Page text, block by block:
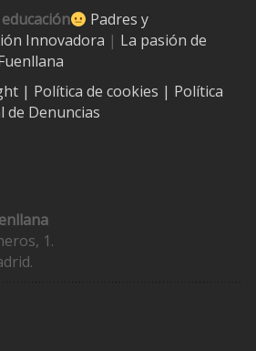
Padres y
Innovadora | La pasión de
| Política de cookies | Política
de Denuncias
1.